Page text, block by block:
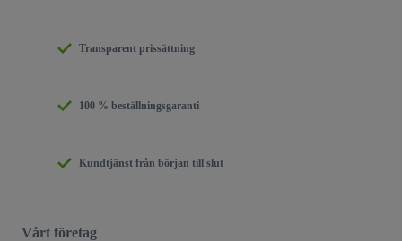
Transparent prissättning
100 % beställningsgaranti
Kundtjänst från början till slut
Vårt företag